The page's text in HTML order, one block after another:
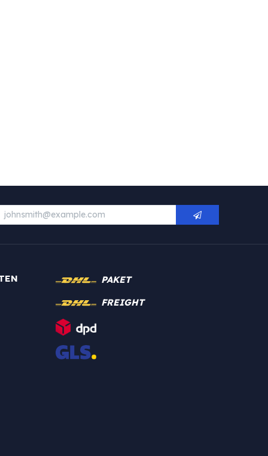
PAKET
FREIGHT